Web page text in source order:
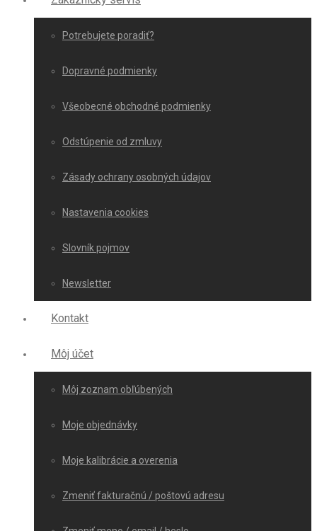
Potrebujete poradiť?
Dopravné podmienky
Všeobecné obchodné podmienky
Odstúpenie od zmluvy
Zásady ochrany osobných údajov
Nastavenia cookies
Slovník pojmov
Newsletter
Kontakt
Môj účet
Môj zoznam obľúbených
Moje objednávky
Moje kalibrácie a overenia
Zmeniť fakturačnú / poštovú adresu